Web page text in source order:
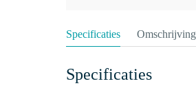
Specificaties Omschrijving
Specificaties